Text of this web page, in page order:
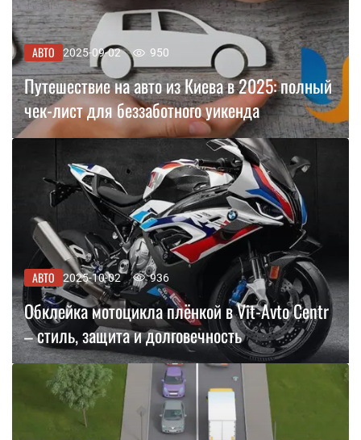
АВТО 2025-09-02 950
Путешествие на авто из Киева в 2025: полный
чек-лист для беззаботного уикенда
АВТО 2025-10-02 936
Обклейка мотоцикла плёнкой в Vit-Avto Centr
– стиль, защита и долговечность